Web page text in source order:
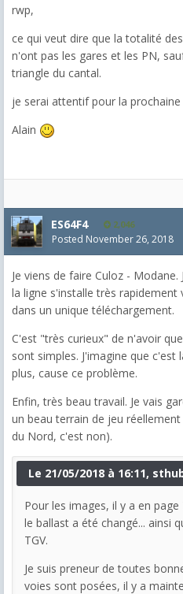
rwp,
ce qui veut dire que la totalité
n'ont pas les gares et les PN,
triangle du cantal.
je serai attentif pour la prochaine
Alain
ES64F4 2,046
Posted November 26, 2018
Je viens de faire Culoz -
la ligne s'installe très
dans un unique téléchargement.
C'est "très curieux" de n'avoir
sont simples. J'imagine que
plus, cause ce problème.
Enfin, très beau travail. Je vais
un beau terrain de jeu
du Nord, c'est non).
Le ‎21‎/‎05‎/‎2018 à 16:11,
Pour les images, il y a en
le ballast a été changé... ainsi
TGV.
Je suis preneur de toutes
voies sont posées, il y a